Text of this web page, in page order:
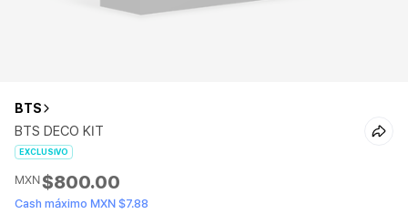
BTS
BTS DECO KIT
EXCLUSIVO
MXN$800.00
Cash máximo MXN $7.88